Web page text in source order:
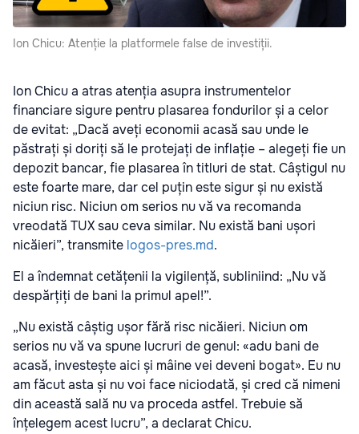
Ion Chicu: Atenție la platformele false de investiții.
Ion Chicu a atras atenția asupra instrumentelor
financiare sigure pentru plasarea fondurilor și a celor
de evitat: „Dacă aveți economii acasă sau unde le
păstrați și doriți să le protejați de inflație – alegeți fie un
depozit bancar, fie plasarea în titluri de stat. Câștigul nu
este foarte mare, dar cel puțin este sigur și nu există
niciun risc. Niciun om serios nu vă va recomanda
vreodată TUX sau ceva similar. Nu există bani ușori
nicăieri”, transmite logos-pres.md.
El a îndemnat cetățenii la vigilență, subliniind: „Nu vă
despărțiți de bani la primul apel!”.
„Nu există câștig ușor fără risc nicăieri. Niciun om
serios nu vă va spune lucruri de genul: «adu bani de
acasă, investește aici și mâine vei deveni bogat». Eu nu
am făcut asta și nu voi face niciodată, și cred că nimeni
din această sală nu va proceda astfel. Trebuie să
înțelegem acest lucru”, a declarat Chicu.